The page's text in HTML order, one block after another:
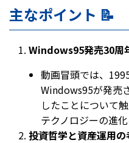
主なポイント 📝
Windows95発売30周
動画冒頭では、
Windows95が発売
したことについて
テクノロジーの進
投資哲学と資産運用